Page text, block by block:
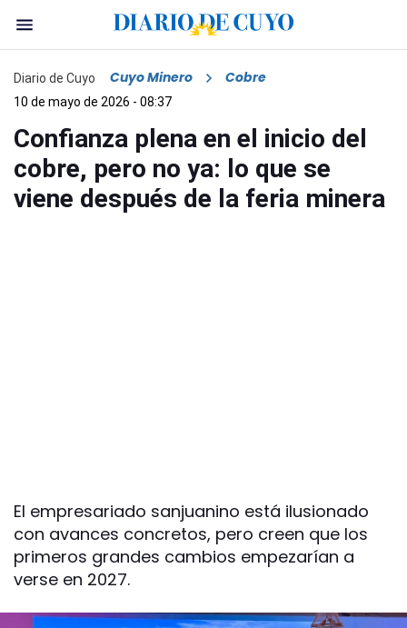
Diario de Cuyo Cuyo Minero Cobre
10 de mayo de 2026 - 08:37
Confianza plena en el inicio del
cobre, pero no ya: lo que se
viene después de la feria minera
El empresariado sanjuanino está ilusionado
con avances concretos, pero creen que los
primeros grandes cambios empezarían a
verse en 2027.